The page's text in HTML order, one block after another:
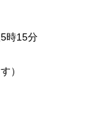
時15分
）